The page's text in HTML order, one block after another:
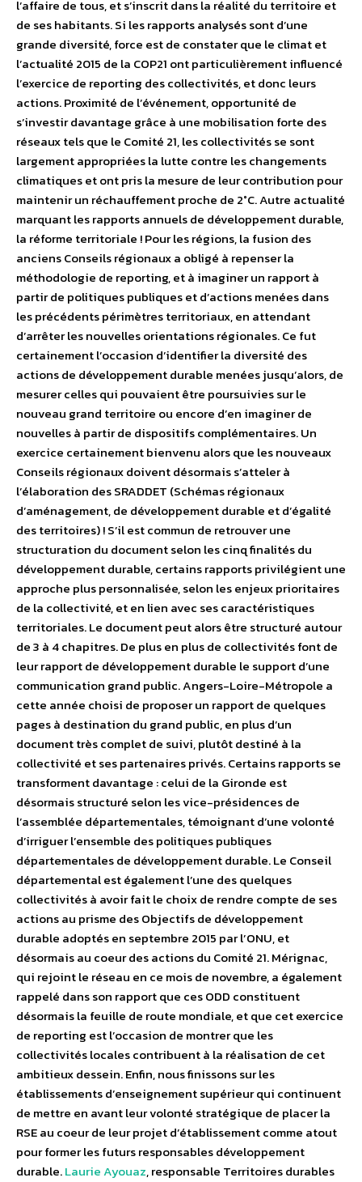
l’affaire de tous, et s’inscrit dans la réalité du territoire et
de ses habitants. Si les rapports analysés sont d’une
grande diversité, force est de constater que le climat et
l’actualité 2015 de la COP21 ont particulièrement influencé
l’exercice de reporting des collectivités, et donc leurs
actions. Proximité de l’événement, opportunité de
s’investir davantage grâce à une mobilisation forte des
réseaux tels que le Comité 21, les collectivités se sont
largement appropriées la lutte contre les changements
climatiques et ont pris la mesure de leur contribution pour
maintenir un réchauffement proche de 2°C. Autre actualité
marquant les rapports annuels de développement durable,
la réforme territoriale ! Pour les régions, la fusion des
anciens Conseils régionaux a obligé à repenser la
méthodologie de reporting, et à imaginer un rapport à
partir de politiques publiques et d’actions menées dans
les précédents périmètres territoriaux, en attendant
d’arrêter les nouvelles orientations régionales. Ce fut
certainement l’occasion d’identifier la diversité des
actions de développement durable menées jusqu’alors, de
mesurer celles qui pouvaient être poursuivies sur le
nouveau grand territoire ou encore d’en imaginer de
nouvelles à partir de dispositifs complémentaires. Un
exercice certainement bienvenu alors que les nouveaux
Conseils régionaux doivent désormais s’atteler à
l’élaboration des SRADDET (Schémas régionaux
d’aménagement, de développement durable et d’égalité
des territoires) ! S’il est commun de retrouver une
structuration du document selon les cinq finalités du
développement durable, certains rapports privilégient une
approche plus personnalisée, selon les enjeux prioritaires
de la collectivité, et en lien avec ses caractéristiques
territoriales. Le document peut alors être structuré autour
de 3 à 4 chapitres. De plus en plus de collectivités font de
leur rapport de développement durable le support d’une
communication grand public. Angers-Loire-Métropole a
cette année choisi de proposer un rapport de quelques
pages à destination du grand public, en plus d’un
document très complet de suivi, plutôt destiné à la
collectivité et ses partenaires privés. Certains rapports se
transforment davantage : celui de la Gironde est
désormais structuré selon les vice-présidences de
l’assemblée départementales, témoignant d’une volonté
d’irriguer l’ensemble des politiques publiques
départementales de développement durable. Le Conseil
départemental est également l’une des quelques
collectivités à avoir fait le choix de rendre compte de ses
actions au prisme des Objectifs de développement
durable adoptés en septembre 2015 par l’ONU, et
désormais au coeur des actions du Comité 21. Mérignac,
qui rejoint le réseau en ce mois de novembre, a également
rappelé dans son rapport que ces ODD constituent
désormais la feuille de route mondiale, et que cet exercice
de reporting est l’occasion de montrer que les
collectivités locales contribuent à la réalisation de cet
ambitieux dessein. Enfin, nous finissons sur les
établissements d’enseignement supérieur qui continuent
de mettre en avant leur volonté stratégique de placer la
RSE au coeur de leur projet d’établissement comme atout
pour former les futurs responsables développement
durable.Laurie Ayouaz, responsable Territoires durables